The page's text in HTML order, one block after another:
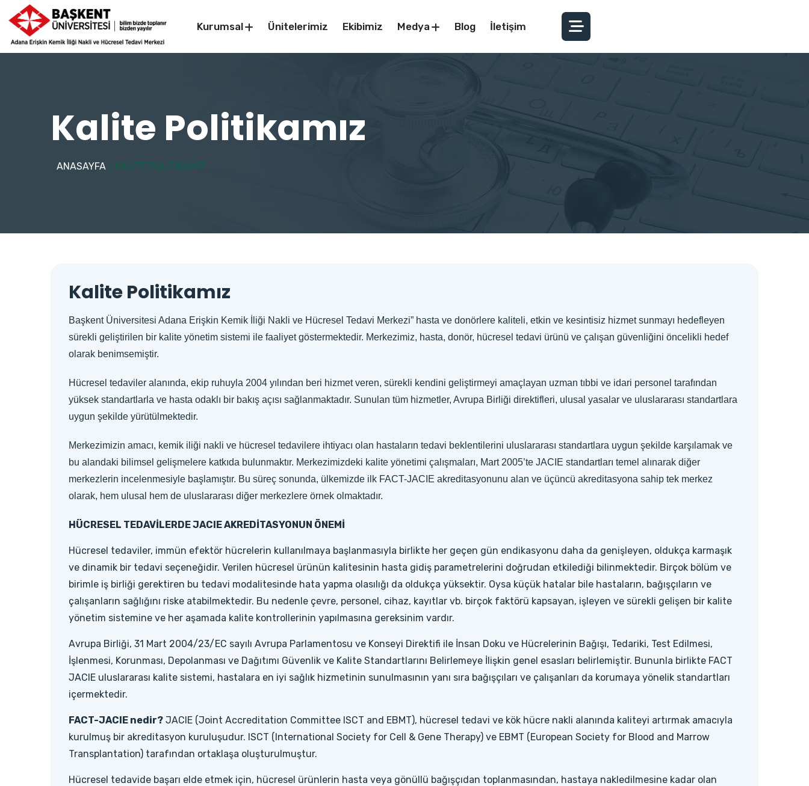
Kurumsal Ünitelerimiz Ekibimiz Medya Blog İletişim
Kalite Politikamız
ANASAYFA / KALITE POLITIKAMIZ
Kalite Politikamız
Başkent Üniversitesi Adana Erişkin Kemik İliği Nakli ve Hücresel Tedavi Merkezi” hasta ve donörlere kaliteli, etkin ve kesintisiz hizmet sunmayı hedefleyen
sürekli geliştirilen bir kalite yönetim sistemi ile faaliyet göstermektedir. Merkezimiz, hasta, donör, hücresel tedavi ürünü ve çalışan güvenliğini öncelikli hedef
olarak benimsemiştir.
Hücresel tedaviler alanında, ekip ruhuyla 2004 yılından beri hizmet veren, sürekli kendini geliştirmeyi amaçlayan uzman tıbbi ve idari personel tarafından
yüksek standartlarla ve hasta odaklı bir bakış açısı sağlanmaktadır. Sunulan tüm hizmetler, Avrupa Birliği direktifleri, ulusal yasalar ve uluslararası standartlara
uygun şekilde yürütülmektedir.
Merkezimizin amacı, kemik iliği nakli ve hücresel tedavilere ihtiyacı olan hastaların tedavi beklentilerini uluslararası standartlara uygun şekilde karşılamak ve
bu alandaki bilimsel gelişmelere katkıda bulunmaktır. Merkezimizdeki kalite yönetimi çalışmaları, Mart 2005’te JACIE standartları temel alınarak diğer
merkezlerin incelenmesiyle başlamıştır. Bu süreç sonunda, ülkemizde ilk FACT-JACIE akreditasyonunu alan ve üçüncü akreditasyona sahip tek merkez
olarak, hem ulusal hem de uluslararası diğer merkezlere örnek olmaktadır.
HÜCRESEL TEDAVİLERDE JACIE AKREDİTASYONUN ÖNEMİ
Hücresel tedaviler, immün efektör hücrelerin kullanılmaya başlanmasıyla birlikte her geçen gün endikasyonu daha da genişleyen, oldukça karmaşık
ve dinamik bir tedavi seçeneğidir. Verilen hücresel ürünün kalitesinin hasta gidiş parametrelerini doğrudan etkilediği bilinmektedir. Birçok bölüm ve
birimle iş birliği gerektiren bu tedavi modalitesinde hata yapma olasılığı da oldukça yüksektir. Oysa küçük hatalar bile hastaların, bağışçıların ve
çalışanların sağlığını riske atabilmektedir. Bu nedenle çevre, personel, cihaz, kayıtlar vb. birçok faktörü kapsayan, işleyen ve sürekli gelişen bir kalite
yönetim sistemine ve her aşamada kalite kontrollerinin yapılmasına gereksinim vardır.
Avrupa Birliği, 31 Mart 2004/23/EC sayılı Avrupa Parlamentosu ve Konseyi Direktifi ile İnsan Doku ve Hücrelerinin Bağışı, Tedariki, Test Edilmesi,
İşlenmesi, Korunması, Depolanması ve Dağıtımı Güvenlik ve Kalite Standartlarını Belirlemeye İlişkin genel esasları belirlemiştir. Bununla birlikte FACT
JACIE uluslararası kalite sistemi, hastalara en iyi sağlık hizmetinin sunulmasının yanı sıra bağışçıları ve çalışanları da korumaya yönelik standartları
içermektedir.
FACT-JACIE nedir? JACIE (Joint Accreditation Committee ISCT and EBMT), hücresel tedavi ve kök hücre nakli alanında kaliteyi artırmak amacıyla
kurulmuş bir akreditasyon kuruluşudur. ISCT (International Society for Cell & Gene Therapy) ve EBMT (European Society for Blood and Marrow
Transplantation) tarafından ortaklaşa oluşturulmuştur.
Hücresel tedavide başarı elde etmek için, hücresel ürünlerin hasta veya gönüllü bağışçıdan toplanmasından, hastaya nakledilmesine kadar olan